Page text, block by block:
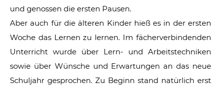
und genossen die ersten Pausen.
Aber auch für die älteren Kinder hieß es in der ersten
Woche das Lernen zu lernen. Im fächerverbindenden
Unterricht wurde über Lern- und Arbeitstechniken
sowie über Wünsche und Erwartungen an das neue
Schuljahr gesprochen. Zu Beginn stand natürlich erst